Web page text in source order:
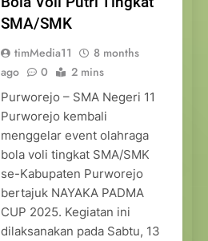
SMA/SMK
timMedia11
8 months
ago
0 2 mins
Purworejo – SMA Negeri 11
Purworejo kembali
menggelar event olahraga
bola voli tingkat SMA/SMK
se-Kabupaten Purworejo
bertajuk NAYAKA PADMA
CUP 2025. Kegiatan ini
dilaksanakan pada Sabtu, 13